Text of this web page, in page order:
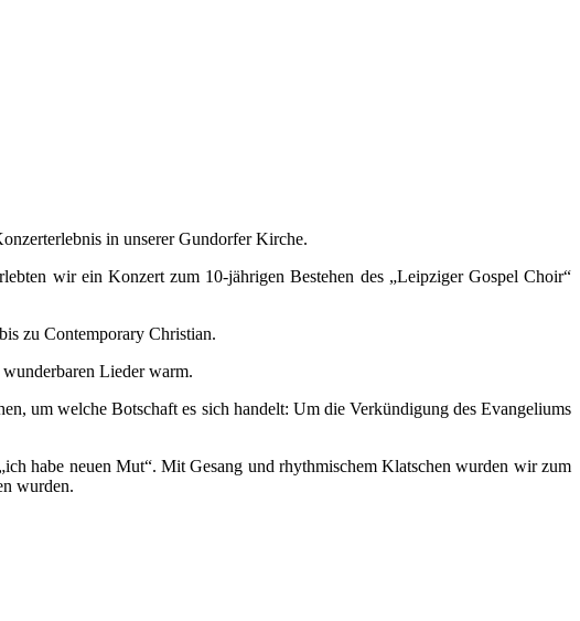
in unserer Gundorfer Kirche.
wir ein Konzert zum 10-jährigen Bestehen des „Leipziger Gospel Choir“
zu Contemporary Christian.
Lieder warm.
um welche Botschaft es sich handelt: Um die Verkündigung des Evangeliums
habe neuen Mut“. Mit Gesang und rhythmischem Klatschen wurden wir zum
wurden.